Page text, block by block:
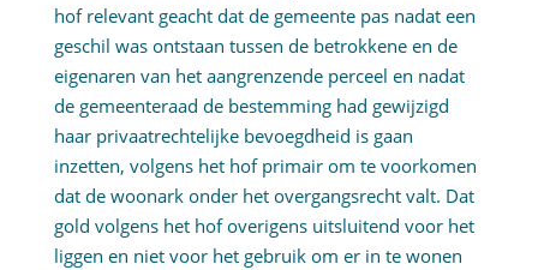
hof relevant geacht dat de gemeente pas nadat een
geschil was ontstaan tussen de betrokkene en de
eigenaren van het aangrenzende perceel en nadat
de gemeenteraad de bestemming had gewijzigd
haar privaatrechtelijke bevoegdheid is gaan
inzetten, volgens het hof primair om te voorkomen
dat de woonark onder het overgangsrecht valt. Dat
gold volgens het hof overigens uitsluitend voor het
liggen en niet voor het gebruik om er in te wonen